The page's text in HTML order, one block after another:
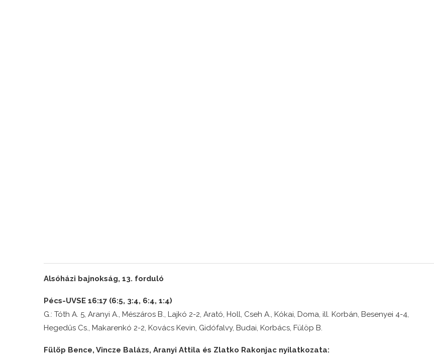
Alsóházi bajnokság, 13. forduló
Pécs-UVSE 16:17 (6:5, 3:4, 6:4, 1:4)
G.: Tóth A. 5, Aranyi A., Mészáros B., Lajkó 2-2, Arató, Holl, Cseh A., Kókai, Doma, ill. Korbán, Besenyei 4-4,
Hegedűs Cs., Makarenkó 2-2, Kovács Kevin, Gidófalvy, Budai, Korbács, Fülöp B.
Fülöp Bence, Vincze Balázs, Aranyi Attila és Zlatko Rakonjac nyilatkozata: